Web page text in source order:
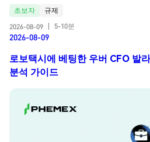
초보자
규제
2026-08-09
5-10분
2026-08-09
로보택시에 베팅한 우버 CFO 발
분석 가이드